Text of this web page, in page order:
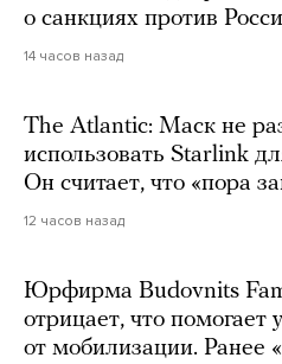
о санкциях против
14 часов назад
The Atlantic: Маск не
использовать Starlink
Он считает, что «пора
12 часов назад
Юрфирма Budovnits
отрицает, что помогает
от мобилизации. Ранее